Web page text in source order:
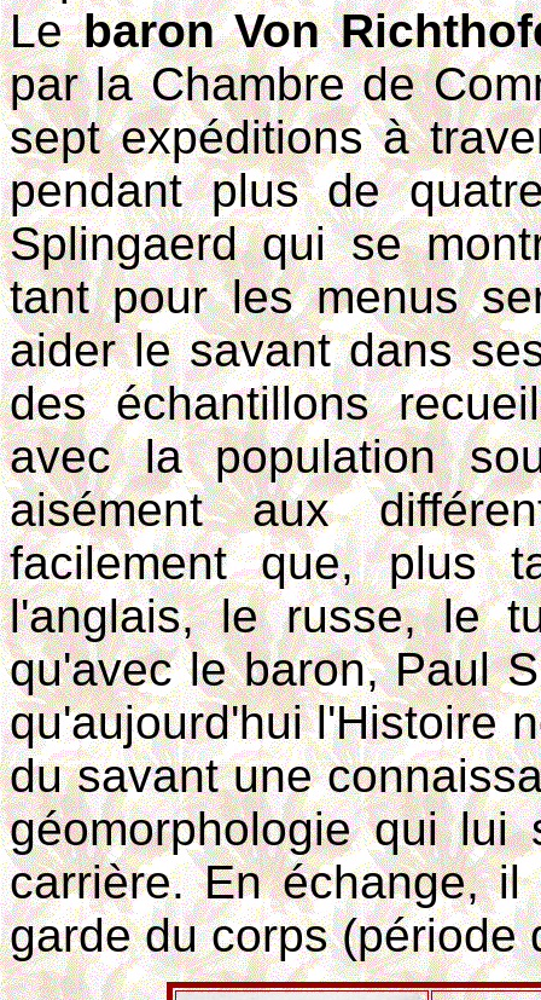
Lebaron Von
par la Chambre de
sept expéditions à
pendant plus de
Splingaerd qui se
tant pour les menus
aider le savant dans
des échantillons
avec la population
aisément aux
facilement que, plus
l'anglais, le russe, le
qu'avec le baron, Paul
qu'aujourd'hui l'Histoire
du savant une
géomorphologie qui
carrière. En échange,
garde du corps (période